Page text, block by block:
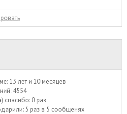
13 лет и 10 месяцев
4554
спасибо: 0 раз
5 раз в 5 сообщенях